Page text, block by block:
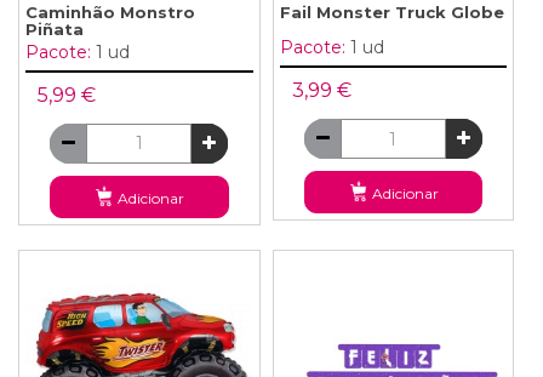
Caminhão Monstro
Piñata
Pacote: 1 ud
5,99 €
Adicionar
Fail Monster Truck Globe
Pacote: 1 ud
3,99 €
Adicionar